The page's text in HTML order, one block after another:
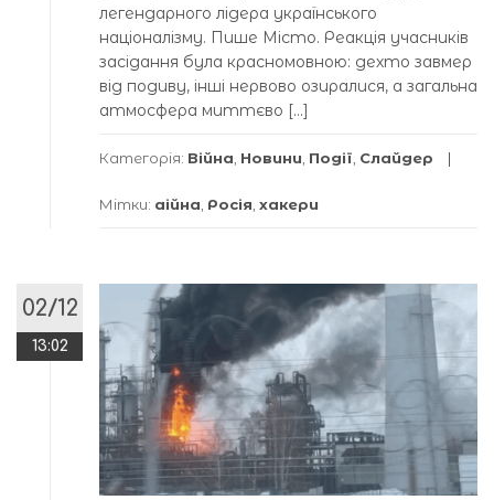
легендарного лідера українського
націоналізму. Пише Місто. Реакція учасників
засідання була красномовною: дехто завмер
від подиву, інші нервово озиралися, а загальна
атмосфера миттєво […]
Категорія: Війна Новини Події Слайдер
Мітки: аійна Росія хакери
02/12
13:02